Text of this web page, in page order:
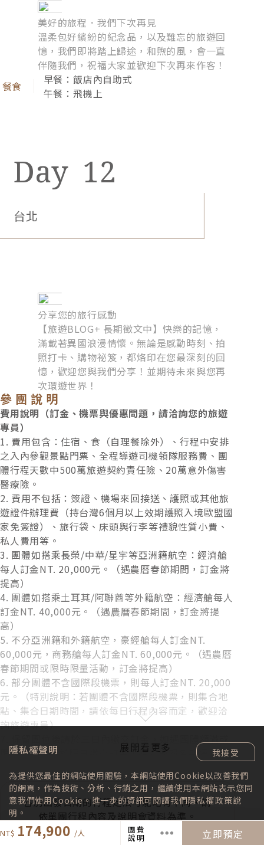
難得造訪東歐，當然要品嚐正宗道地的家鄉料理，安
排波西米亞豬腳、豬肋排、炸豬排，豐富的特色佳
餚，為旅程增添味蕾風采。
美好的旅程．我們下次再見
溫柔包好繽紛的紀念品，以及難忘的旅遊回
憶，我們即將踏上歸途，和煦的風，會一直
伴隨我們，祝福大家並歡迎下次再來作客！
早餐：飯店內自助式
午餐：飛機上
12
台北
分享您的旅行感動
【旅遊BLOG+ 長期徵文中】快樂的記憶，
滿載著異國浪漫情懷。無論是感動時刻、拍
照打卡、購物祕笈，都烙印在您最深刻的回
憶，歡迎您與我們分享！並期待未來與您再
次環遊世界！
參團說明
費用說明（訂金、機票與優惠問題，請洽詢您的旅遊
專員）
1. 費用包含：住宿、食（自理餐除外）、行程中安排
之入內參觀景點門票、全程導遊司機領隊服務費、團
體行程天數中500萬旅遊契約責任險、20萬意外傷害
醫療險。
2. 費用不包括：簽證、機場來回接送、護照或其他旅
遊證件辦理費（持台灣6個月以上效期護照入境歐盟國
家免簽證）、旅行袋、床頭與行李等禮貌性質小費、
私人費用等。
3. 團體如搭乘長榮/中華/星宇等亞洲籍航空：經濟艙
每人訂金NT. 20,000元。（遇農曆春節期間，訂金將
提高）
4. 團體如搭乘土耳其/阿聯酋等外籍航空：經濟艙每人
訂金NT. 40,000元。（遇農曆春節期間，訂金將提
高）
5. 不分亞洲籍和外籍航空，豪經艙每人訂金NT.
60,000元，商務艙每人訂金NT. 60,000元。（遇農曆
春節期間或限時限量活動，訂金將提高）
6. 部分團體不含國際段機票，則每人訂金NT. 20,000
元。（特別說明：若團體不含國際段機票，則集合地
點、集合日期時間，請依每日行程內容而定，歡迎洽
詢旅遊專員）
7. 保留團位後請於三日內繳交訂金，如遇團體額滿或
限期開票，請於隔日繳交訂金，始完成報名手續。
本公司將依各協力商之要求，為您預付此趟旅程的旅
館餐廳或機票等費用。若您因故取消，本公司將依
「國外旅遊定型化契約書」之相關條款或估算已實付
的費用，向您收取超支費用或退回剩餘訂金。多數外
籍航空公司一經開立機票，旅客需付全額票款，且不
各別出發日期的行程走法可能略有不同，請
依單團行程內容及說明會資料為準。
下載PDF
174,900 團費
說明 立即預定
隱私權聲明
為提供您最佳的網站使用體驗，本網站使用Cookie以改善我們
的網頁，作為技術、分析、行銷之用，繼續使用本網站表示您同
意我們使用Cookie。進一步的資訊可閱讀我們隱私權政策說
明。
我接受